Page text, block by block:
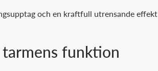
och en kraftfull utrensande effekt
funktion